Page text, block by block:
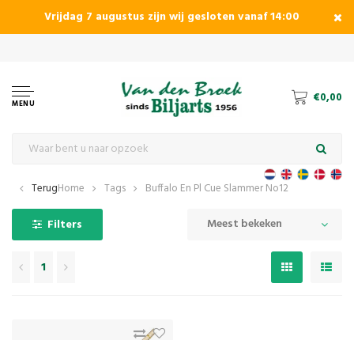
Vrijdag 7 augustus zijn wij gesloten vanaf 14:00
MENU €0,00
TerugHome Tags Buffalo En Pl Cue Slammer No12
Filters Meest bekeken
1